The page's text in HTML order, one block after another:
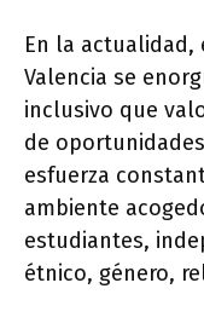
En la actualidad,
Valencia se
inclusivo que
de
esfuerza
ambiente
estudiantes,
étnico, género,